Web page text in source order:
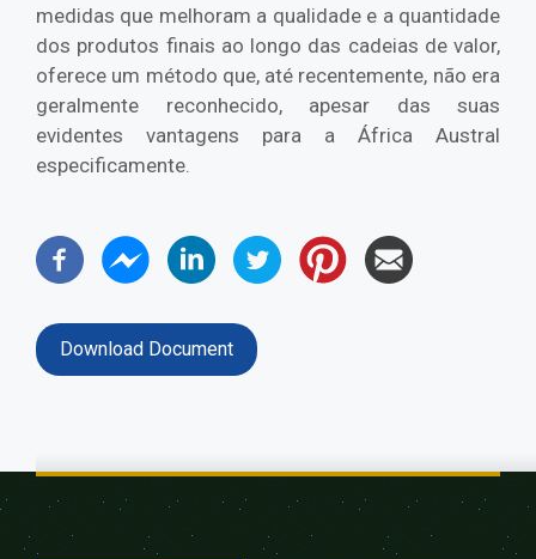
medidas que melhoram a qualidade e a quantidade
dos produtos finais ao longo das cadeias de valor,
oferece um método que, até recentemente, não era
geralmente reconhecido, apesar das suas
evidentes vantagens para a África Austral
especificamente.
Download Document